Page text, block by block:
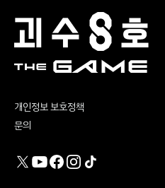
개인정보 보호정책
문의